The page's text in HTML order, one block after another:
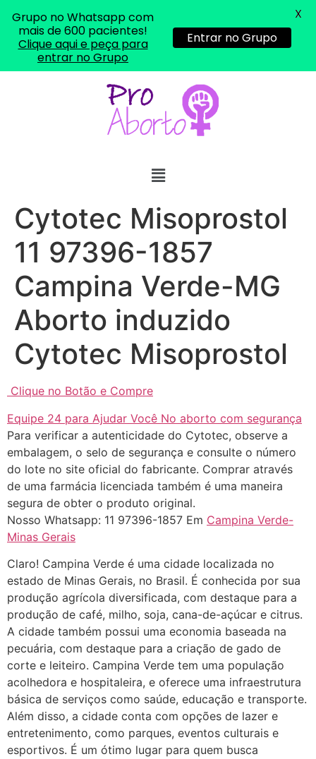
Cytotec Misoprostol
11 97396-1857
Campina Verde-MG
Aborto induzido
Cytotec Misoprostol
Clique no Botão e Compre
Equipe 24 para Ajudar Você No aborto com segurança
Para verificar a autenticidade do Cytotec, observe a
embalagem, o selo de segurança e consulte o número
do lote no site oficial do fabricante. Comprar através
de uma farmácia licenciada também é uma maneira
segura de obter o produto original.
Nosso Whatsapp: 11 97396-1857 Em Campina Verde-
Minas Gerais
Claro! Campina Verde é uma cidade localizada no
estado de Minas Gerais, no Brasil. É conhecida por sua
produção agrícola diversificada, com destaque para a
produção de café, milho, soja, cana-de-açúcar e citrus.
A cidade também possui uma economia baseada na
pecuária, com destaque para a criação de gado de
corte e leiteiro. Campina Verde tem uma população
acolhedora e hospitaleira, e oferece uma infraestrutura
básica de serviços como saúde, educação e transporte.
Além disso, a cidade conta com opções de lazer e
entretenimento, como parques, eventos culturais e
esportivos. É um ótimo lugar para quem busca
Grupo no Whatsapp com
mais de 600 pacientes!
Clique aqui e peça para
entrar no Grupo
Entrar no Grupo
X
... (1998989**** em
http://www.proaborto.com)
"só de ter dúvida já é uma
resposta" muito isso, disse tudo
22/05/2026 16:35:20
em http://www.proaborto.com)
Eu estou preparada em varias
áreas mas psicologicamente p ter
sozinha nao estou
22/05/2026 17:09:20
Helly
(1999997****
em http://www.proaborto.com)
Entao q seja
22/05/2026 17:09:25